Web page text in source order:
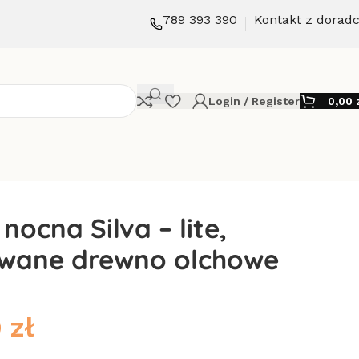
789 393 390 Kontakt z
Login / Register 0,00
Silva – lite,
drewno olchowe
zł